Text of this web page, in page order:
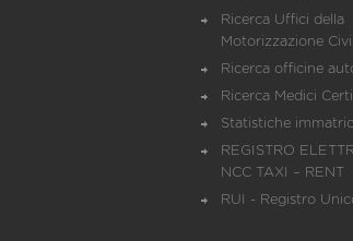
Ricerca Uffici della
Motorizzazione
Ricerca officine
Ricerca Medici
Statistiche
REGISTRO
NCC TAXI – RENT
RUI - Registro